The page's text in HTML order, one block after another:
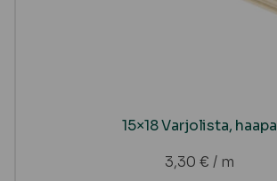
15×18 Varjolista, haapa
3,30 € / m